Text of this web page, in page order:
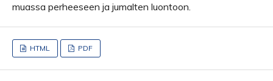
muassa perheeseen ja jumalten luontoon.
HTML PDF